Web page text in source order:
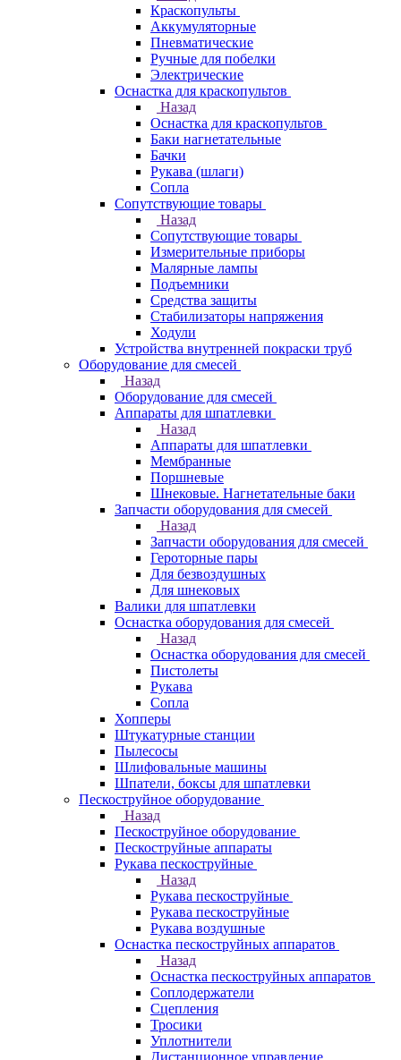
Краскопульты
Аккумуляторные
Пневматические
Ручные для побелки
Электрические
Оснастка для краскопультов
Назад
Оснастка для краскопультов
Баки нагнетательные
Бачки
Рукава (шлаги)
Сопла
Сопутствующие товары
Назад
Сопутствующие товары
Измерительные приборы
Малярные лампы
Подъемники
Средства защиты
Стабилизаторы напряжения
Ходули
Устройства внутренней покраски труб
Оборудование для смесей
Назад
Оборудование для смесей
Аппараты для шпатлевки
Назад
Аппараты для шпатлевки
Мембранные
Поршневые
Шнековые. Нагнетательные баки
Запчасти оборудования для смесей
Назад
Запчасти оборудования для смесей
Героторные пары
Для безвоздушных
Для шнековых
Валики для шпатлевки
Оснастка оборудования для смесей
Назад
Оснастка оборудования для смесей
Пистолеты
Рукава
Сопла
Хопперы
Штукатурные станции
Пылесосы
Шлифовальные машины
Шпатели, боксы для шпатлевки
Пескоструйное оборудование
Назад
Пескоструйное оборудование
Пескоструйные аппараты
Рукава пескоструйные
Назад
Рукава пескоструйные
Рукава пескоструйные
Рукава воздушные
Оснастка пескоструйных аппаратов
Назад
Оснастка пескоструйных аппаратов
Соплодержатели
Сцепления
Тросики
Уплотнители
Дистанционное управление